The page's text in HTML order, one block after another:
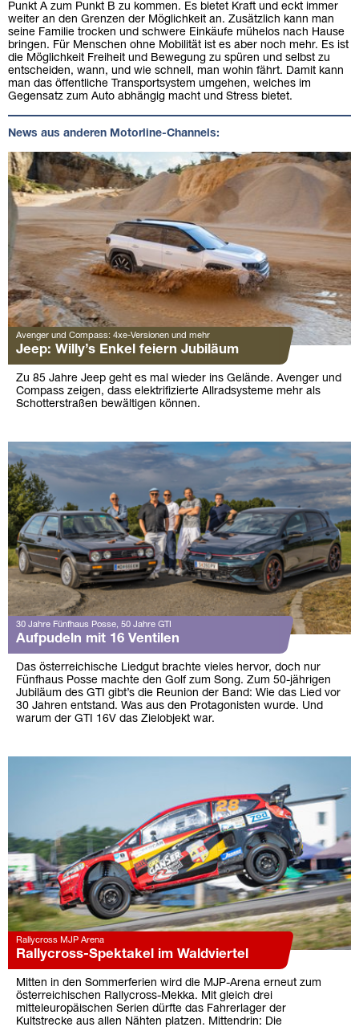
Punkt A zum Punkt B zu kommen. Es bietet Kraft und eckt immer
weiter an den Grenzen der Möglichkeit an. Zusätzlich kann man
seine Familie trocken und schwere Einkäufe mühelos nach Hause
bringen. Für Menschen ohne Mobilität ist es aber noch mehr. Es ist
die Möglichkeit Freiheit und Bewegung zu spüren und selbst zu
entscheiden, wann, und wie schnell, man wohin fährt. Damit kann
man das öffentliche Transportsystem umgehen, welches im
Gegensatz zum Auto abhängig macht und Stress bietet.
News aus anderen Motorline-Channels:
Avenger und Compass: 4xe-Versionen und mehr
Jeep: Willy’s Enkel feiern Jubiläum
Zu 85 Jahre Jeep geht es mal wieder ins Gelände. Avenger und
Compass zeigen, dass elektrifizierte Allradsysteme mehr als
Schotterstraßen bewältigen können.
30 Jahre Fünfhaus Posse, 50 Jahre GTI
Aufpudeln mit 16 Ventilen
Das österreichische Liedgut brachte vieles hervor, doch nur
Fünfhaus Posse machte den Golf zum Song. Zum 50-jährigen
Jubiläum des GTI gibt’s die Reunion der Band: Wie das Lied vor
30 Jahren entstand. Was aus den Protagonisten wurde. Und
warum der GTI 16V das Zielobjekt war.
Rallycross MJP Arena
Rallycross-Spektakel im Waldviertel
Mitten in den Sommerferien wird die MJP-Arena erneut zum
österreichischen Rallycross-Mekka. Mit gleich drei
mitteleuropäischen Serien dürfte das Fahrerlager der
Kultstrecke aus allen Nähten platzen. Mittendrin: Die